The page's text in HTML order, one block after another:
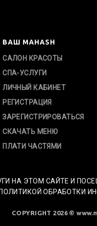
ВАШ MAHASH
САЛОН КРАСОТЫ
СПА-УСЛУГИ
ЛИЧНЫЙ КАБИНЕТ
РЕГИСТРАЦИЯ
ЗАРЕГИСТРИРОВАТЬСЯ
СКАЧАТЬ МЕНЮ
ПЛАТИ ЧАСТЯМИ
НА ЭТОМ САЙТЕ И
ОБРАБОТКИ
COPYRIGHT 2026 ©